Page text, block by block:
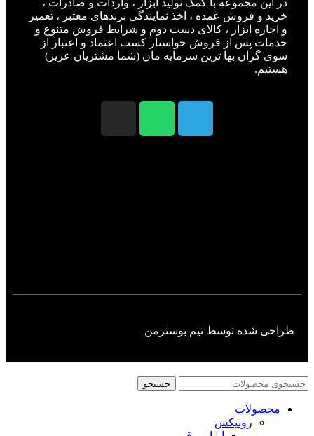
در این مجموعه با کمک تولید ابزار ، واردات و صادرات ،
خرید و فروش عمده ، اخذ نمایندگی برندهای معتبر ، تعمیر
و اجاره ابزار ، کالای دست دوم و شرایط فروش متنوع و
خدمات پس از فروش خواستار کسب اعتماد و اعتبار از
سوی گران بها ترین سرمایه مان (شما مشتریان عزیز)
هستیم.
طراحی شده توسط تیم بوسترمن​
جستجو
محصولات
رونیکس